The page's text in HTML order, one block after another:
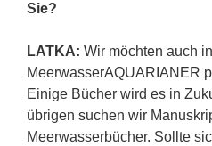
Sie?
LATKA: Wir möchten auch
MeerwasserAQUARIANER
Einige Bücher wird es in
übrigen suchen wir
Meerwasserbücher. Sollte